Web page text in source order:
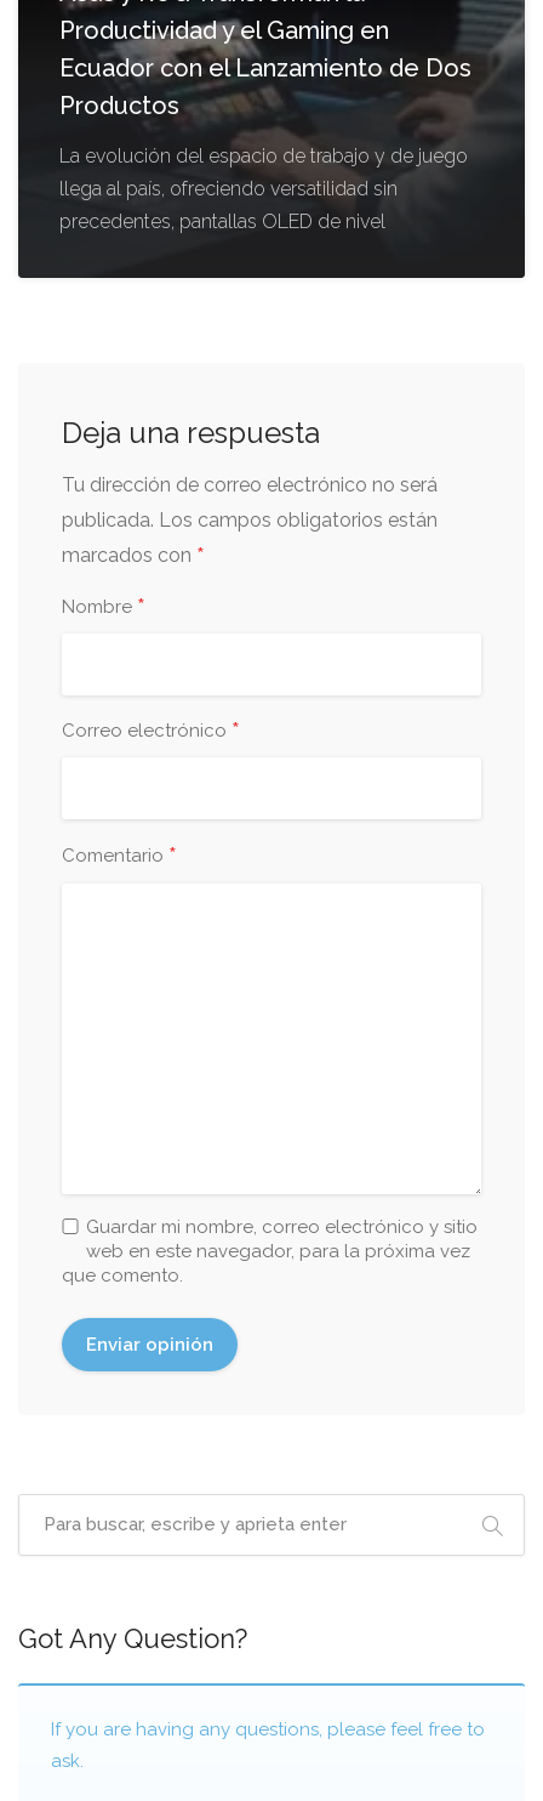
Productividad y el Gaming en
Ecuador con el Lanzamiento de Dos
Productos
La evolución del espacio de trabajo y de juego
llega al país, ofreciendo versatilidad sin
precedentes, pantallas OLED de nivel
Deja una respuesta
Tu dirección de correo electrónico no será
publicada. Los campos obligatorios están
marcados con *
Nombre *
Correo electrónico *
Comentario *
Guardar mi nombre, correo electrónico y sitio
web en este navegador, para la próxima vez
que comento.
Got Any Question?
If you are having any questions, please feel free to
ask.